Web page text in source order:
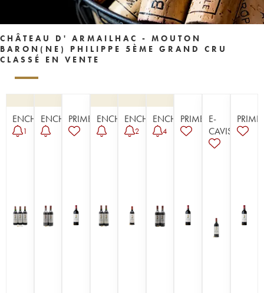
CHÂTEAU D' ARMAILHAC - MOUTON
BARON(NE) PHILIPPE 5ÈME GRAND CRU
CLASSÉ EN VENTE
ENCHÈRE
1
ENCHÈREPRIMEURENCHÈREENCHÈRE
2
ENCHÈRE
4
PRIMEUR
E-
CAVISTE